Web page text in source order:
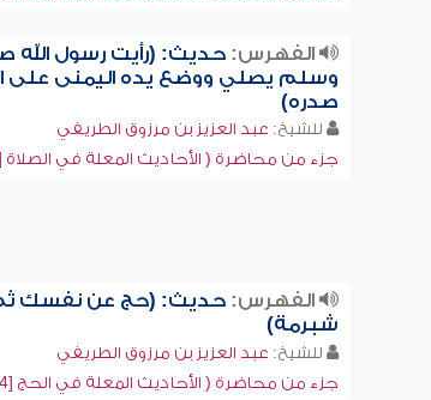
الفهرس:حديث: (رأيت رسول الله
وسلم يصلي ووضع يده اليمنى على
صدره)
للشيخ: عبد العزيز بن مرزوق الطريفي
جزء من محاضرة ( الأحاديث المعلة في الصلاة
الفهرس:حديث: (حج عن نفسك
شبرمة)
للشيخ: عبد العزيز بن مرزوق الطريفي
جزء من محاضرة ( الأحاديث المعلة في الحج [4])